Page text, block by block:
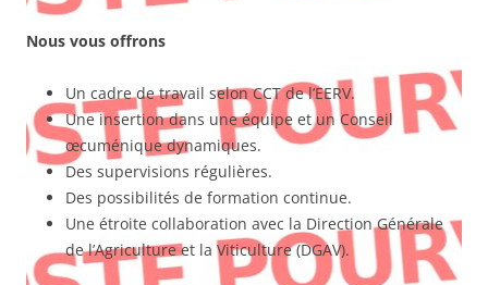
Nous vous offrons
Un cadre de travail selon CCT de l’EERV.
Une insertion dans une équipe et un Conseil
œcuménique dynamiques.
Des supervisions régulières.
Des possibilités de formation continue.
Une étroite collaboration avec la Direction Générale
de l’Agriculture et la Viticulture (DGAV).